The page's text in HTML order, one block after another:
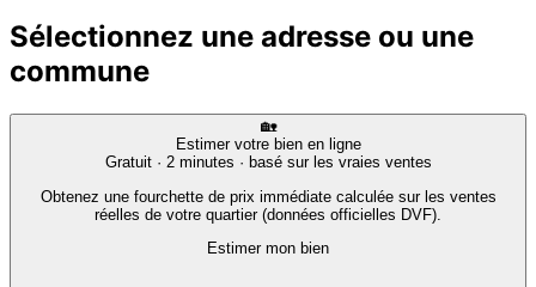
Sélectionnez une adresse ou une
commune
🏡
Estimer votre bien en ligne
Gratuit · 2 minutes · basé sur les vraies ventes
Obtenez une fourchette de prix immédiate calculée sur les ventes
réelles de votre quartier (données officielles DVF).
Estimer mon bien